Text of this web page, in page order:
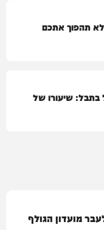
לא תהפוך אתכם
בתבל: שיעורו של
מועדון הגולף